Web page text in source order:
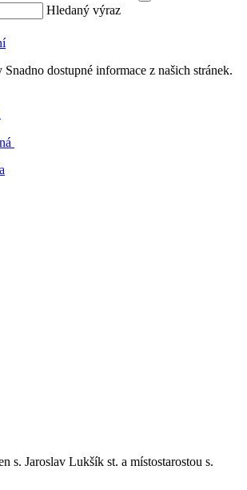
Hledaný výraz
Snadno dostupné informace z našich stránek.
s. Jaroslav Lukšík st. a místostarostou s.